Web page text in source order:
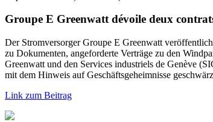
Groupe E Greenwatt dévoile deux
Der Stromversorger Groupe E Greenwatt
zu Dokumenten, angeforderte Verträge zu den
Greenwatt und den Services industriels de Genève
mit dem Hinweis auf Geschäftsgeheimnisse
Link zum Beitrag